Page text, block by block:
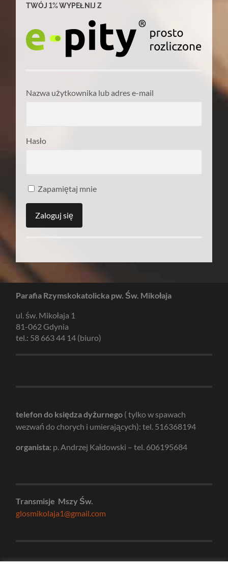
TWÓJ 1% WYPEŁNIJ Z
Nazwa użytkownika lub adres e-mail
Hasło
Zapamiętaj mnie
Parafia Rzymskokatolicka pw. Św. Mikołaja
ul. św. Mikołaja 1
81-062 Gdynia
tel.: 58 663 44 14 (biuro)
telefon do księdza dyżurnego ( tylko w spawach
wezwań do chorych i umierających): tel. 516368194
organista: p. Andrzej Kałdowski – tel. 606195684
Transmisje Mszy Św.
glosmikolaja1@gmail.com